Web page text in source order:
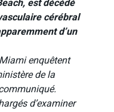
cérébral
d’un
enquêtent
de la
d’examiner